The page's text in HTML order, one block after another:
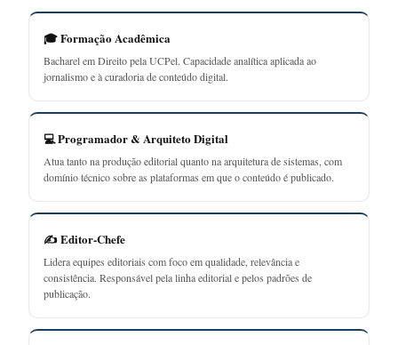
🎓 Formação Acadêmica
Bacharel em Direito pela UCPel. Capacidade analítica aplicada ao
jornalismo e à curadoria de conteúdo digital.
💻 Programador & Arquiteto Digital
Atua tanto na produção editorial quanto na arquitetura de sistemas, com
domínio técnico sobre as plataformas em que o conteúdo é publicado.
✍️ Editor-Chefe
Lidera equipes editoriais com foco em qualidade, relevância e
consistência. Responsável pela linha editorial e pelos padrões de
publicação.